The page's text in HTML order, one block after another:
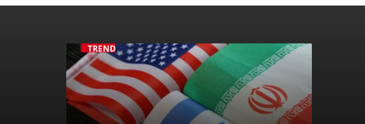
TRENDING